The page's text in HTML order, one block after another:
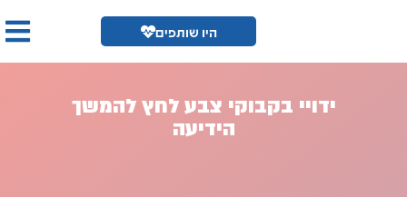
היו שותפים
ידויי בקבוקי צבע לחץ להמשך
הידיעה